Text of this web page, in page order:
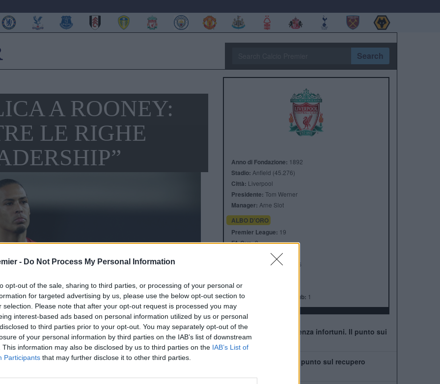
- Do Not Process My Personal Information
opt-out of the sale, sharing to third parties, or processing of your personal or
for targeted advertising by us, please use the below opt-out section to
selection. Please note that after your opt-out request is processed you may
interest-based ads based on personal information utilized by us or personal
to third parties prior to your opt-out. You may separately opt-out of the
of your personal information by third parties on the IAB’s list of downstream
This information may also be disclosed by us to third parties on the IAB’s List of
Participants that may further disclose it to other third parties.
Search
A ROONEY:
LE RIGHE
Anno di Fondazione: 1892
Stadio: Anfield (45.276)
Città: Liverpool
Presidente: Tom Werner
Manager: Arne Slot
ALBO D'ORO
Premier League: 19
FA Cup:8
10
FA Community Shield: 16
Supercoppa Europea:
Coppa del Mondo per Club: 1
Liverpool: è già emergenza infortuni. Il punto sui
possibili ritorni
Leoni vede il ritorno: il punto sul recupero